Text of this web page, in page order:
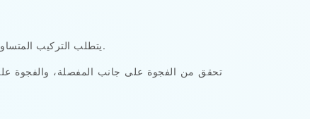
يتطلب التركيب المتساوي تفاوتات دقيقة للباب. فالفراغ الضيق جدًّا يؤدي إلى الاحتكاك، بينما الفراغ الزائد يضعف الجودة البصرية ويؤثر على أداء الحشية.
تحقق من الفجوة على جانب المفصلة، والفجوة